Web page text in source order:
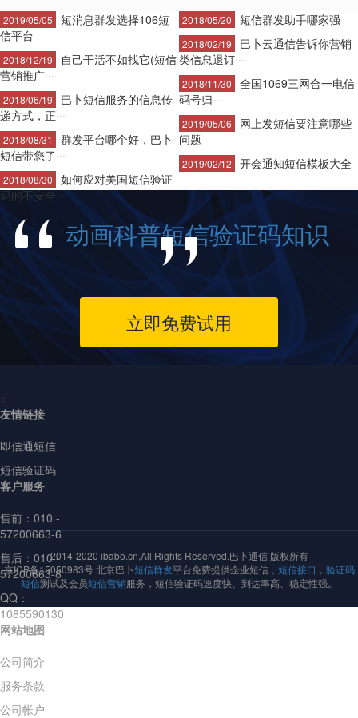
2019/05/05
短消息群发选择106短
信平台
2018/12/19
自己干活不如找它(短信
营销推广···
2018/06/19
巴卜短信服务的信息传
递方式，正···
2018/08/31
群发平台哪个好，巴卜
短信带您了···
2018/08/30
如何应对美国短信验证
码的不安全···
2018/05/20 短信群发助手哪家强
2018/02/19
巴卜云通信告诉你营销
类信息退订···
2018/11/30
全国1069三网合一电信
码号归···
2019/05/06
网上发短信要注意哪些
问题
2019/02/12 开会通知短信模板大全
动画科普短信验证码知识
立即免费试用
<
友情链接
即信通短信
短信验证码
客户服务
售前： 010 -
57200663-6
售后：010 -
57200663-8
QQ：
1085590130
网站地图
公司简介
服务条款
公司帐户
2014-2020 ibabo.cn,All Rights Reserved.巴卜通信 版权所有
京ICP备15050983号 北京巴卜短信群发平台免费提供企业短信， 短信接口 ， 验证码
短信测试及会员短信营销服务，短信验证码速度快、到达率高、稳定性强。